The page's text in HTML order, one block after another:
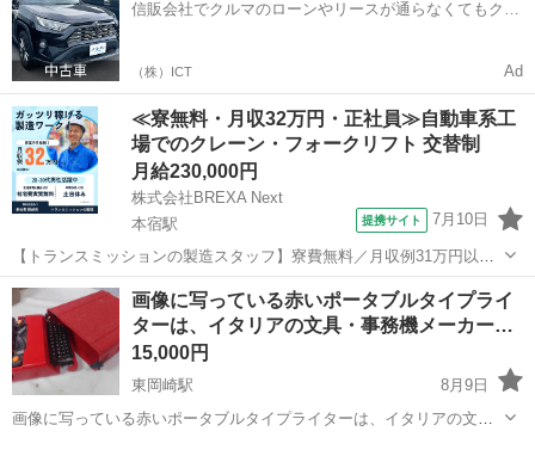
ご了承ください。 ✴︎...
信販会社でクルマのローンやリースが通らなくてもクル
（株）ICT Ad
≪寮無料・月収32万円・正社員≫自動車系工
場でのクレーン・フォークリフト 交替制
月給230,000円
株式会社BREXA Next
本宿駅
提携サイト 7月10日
【トランスミッションの製造スタッフ】寮費無料／月収例31万円以上
可／年間休日167日 人気の工場のお仕事 ◇トランスミッションの製造
スタッフ◇ トランスミッションの組立・加工・検査業務をお願いしま
す！ 【機械加工】 ・...
愛知 岡崎市 本宿駅 その他
画像に写っている赤いポータブルタイプライ
ターは、イタリアの文具・事務機メーカー…
15,000円
東岡崎駅
8月9日
画像に写っている赤いポータブルタイプライターは、イタリアの文